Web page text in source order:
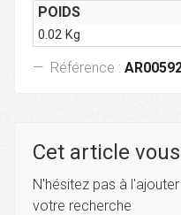
POIDS
0.02 Kg
Référence :
Cet article
N'hésitez pas à
votre recherche